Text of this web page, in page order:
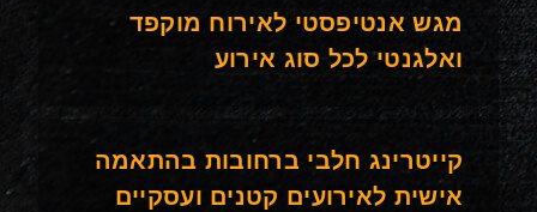
מגש אנטיפסטי לאירוח מוקפד
ואלגנטי לכל סוג אירוע
קייטרינג חלבי ברחובות בהתאמה
אישית לאירועים קטנים ועסקיים